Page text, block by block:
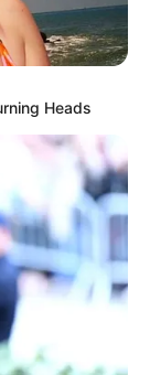
Heads